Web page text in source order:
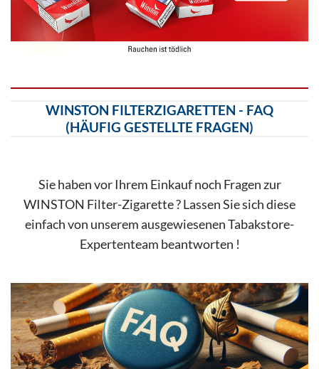
WINSTON FILTERZIGARETTEN - FAQ
(HÄUFIG GESTELLTE FRAGEN)
Sie haben vor Ihrem Einkauf noch Fragen zur
WINSTON Filter-Zigarette ? Lassen Sie sich diese
einfach von unserem ausgewiesenen Tabakstore-
Expertenteam beantworten !